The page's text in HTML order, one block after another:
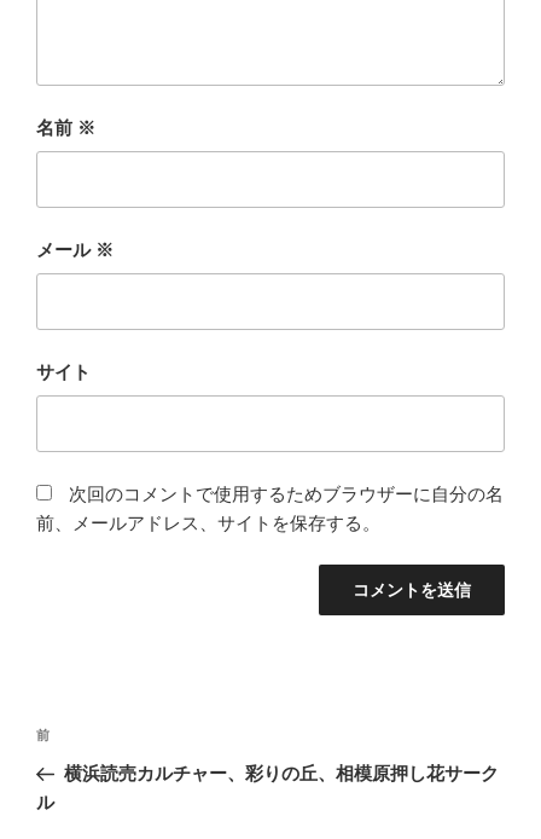
名前 ※
メール ※
サイト
次回のコメントで使用するためブラウザーに自分の名
前、メールアドレス、サイトを保存する。
投
ナ
前
の
投
前
横浜読売カルチャー、彩りの丘、相模原押し花サーク
ル